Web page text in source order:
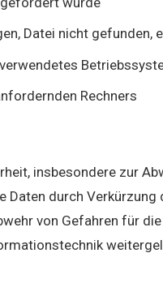
Datei nicht gefunden,
Rechners
insbesondere zur
Daten durch
von Gefahren für